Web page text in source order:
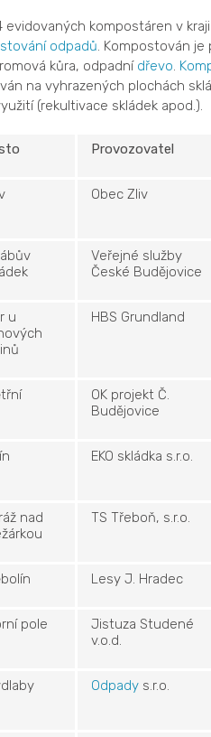
kompostáren v
odpadů . Kompostován
kůra, odpadní dřevo
na vyhrazených plochách
(rekultivace skládek apod.).
Provozovatel
Obec Zliv
Veřejné služby
České Budějovice
u
HBS Grundland
OK projekt Č.
Budějovice
EKO skládka s.r.o.
nad
TS Třeboň, s.r.o.
Lesy J. Hradec
pole
Jistuza Studené
v.o.d.
Odpadys.r.o.